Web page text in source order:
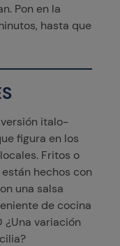
Pon en la
hasta que
versión italo-
figura en los
Fritos o
hechos con
una salsa
de cocina
variación